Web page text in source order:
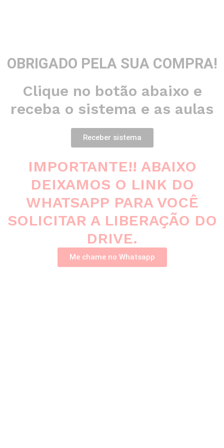
OBRIGADO PELA SUA COMPRA!
Clique no botão abaixo e
receba o sistema e as aulas
Receber sistema
IMPORTANTE!! ABAIXO
DEIXAMOS O LINK DO
WHATSAPP PARA VOCÊ
SOLICITAR A LIBERAÇÃO DO
DRIVE.
Me chame no Whatsapp